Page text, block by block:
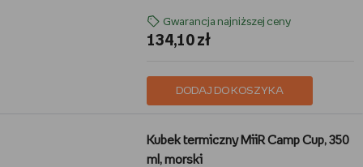
Gwarancja najniższej ceny
134,10 zł
DODAJ DO KOSZYKA
Kubek termiczny MiiR Camp Cup, 350
ml, morski